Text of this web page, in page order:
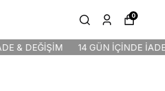
0
14 GÜN İÇİNDE İADE & DEĞİŞİM 14